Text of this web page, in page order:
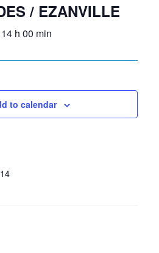
/ EZANVILLE
h 00 min
to calendar